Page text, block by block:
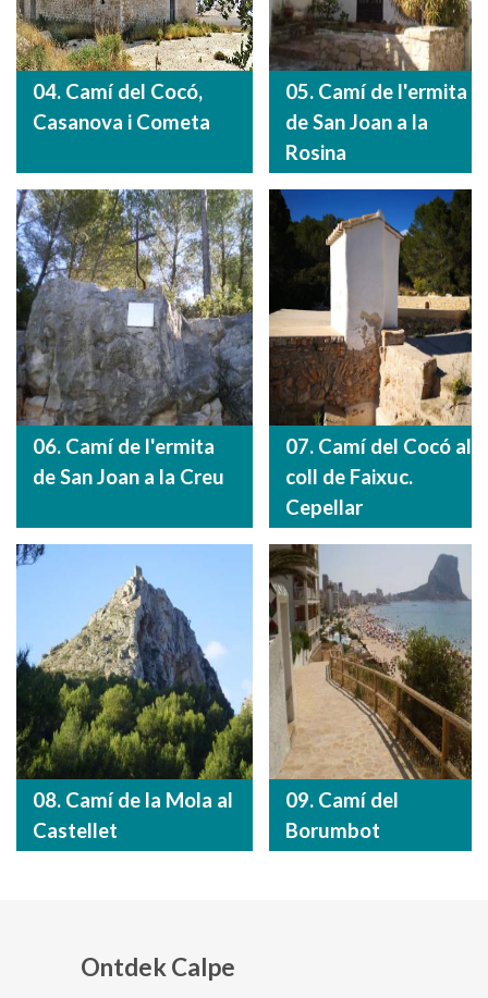
04. Camí del Cocó,
Casanova i Cometa
05. Camí de l'ermita
de San Joan a la
Rosina
06. Camí de l'ermita
de San Joan a la Creu
07. Camí del Cocó al
coll de Faixuc.
Cepellar
08. Camí de la Mola al
Castellet
09. Camí del
Borumbot
Ontdek Calpe